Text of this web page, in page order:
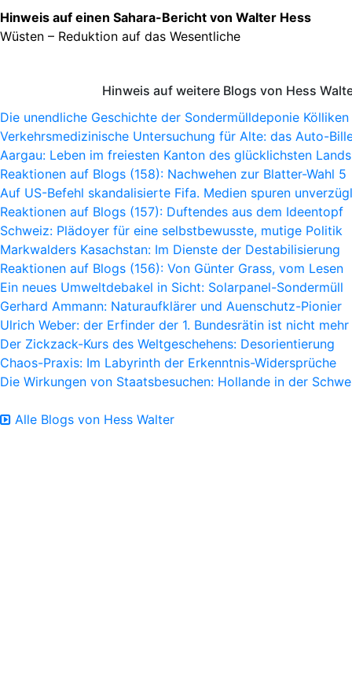
Hinweis auf einen Sahara-Bericht von Walter Hess
Wüsten – Reduktion auf das Wesentliche
Hinweis auf weitere Blogs von Hess
Die unendliche Geschichte der Sondermülldeponie Kölliken
Verkehrsmedizinische Untersuchung für Alte: das Auto-
Aargau: Leben im freiesten Kanton des glücklichsten Lands
Reaktionen auf Blogs (158): Nachwehen zur Blatter-Wahl 5
Auf US-Befehl skandalisierte Fifa. Medien spuren
Reaktionen auf Blogs (157): Duftendes aus dem Ideentopf
Schweiz: Plädoyer für eine selbstbewusste, mutige Politik
Markwalders Kasachstan: Im Dienste der Destabilisierung
Reaktionen auf Blogs (156): Von Günter Grass, vom Lesen
Ein neues Umweltdebakel in Sicht: Solarpanel-Sondermüll
Gerhard Ammann: Naturaufklärer und Auenschutz-Pionier
Ulrich Weber: der Erfinder der 1. Bundesrätin ist nicht mehr
Der Zickzack-Kurs des Weltgeschehens: Desorientierung
Chaos-Praxis: Im Labyrinth der Erkenntnis-Widersprüche
Die Wirkungen von Staatsbesuchen: Hollande in der
Alle Blogs von Hess Walter